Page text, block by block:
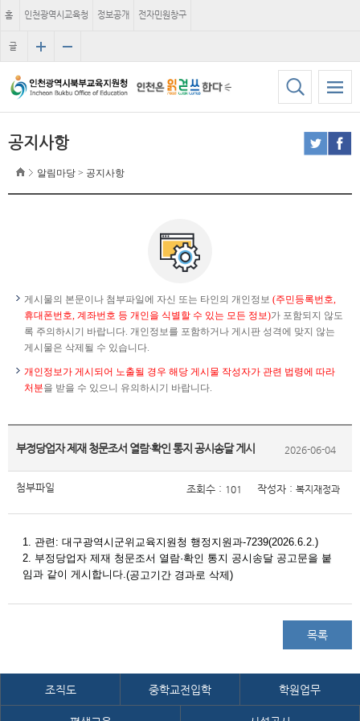
홈 인천광역시교육청 정보공개 전자민원창구
글
자
기
공지사항
알림마당 > 공지사항
게시물의 본문이나 첨부파일에 자신 또는 타인의 개인정보 (주민등록번호,
휴대폰번호, 계좌번호 등 개인을 식별할 수 있는 모든 정보)가 포함되지 않도
록 주의하시기 바랍니다. 개인정보를 포함하거나 게시판 성격에 맞지 않는
게시물은 삭제될 수 있습니다.
개인정보가 게시되어 노출될 경우 해당 게시물 작성자가 관련 법령에 따라
처분을 받을 수 있으니 유의하시기 바랍니다.
부정당업자 제재 청문조서 열람·확인 통지 공시송달 게시 2026-06-04
첨부파일 조회수 : 101 작성자 : 복지재정과
1. 관련: 대구광역시군위교육지원청 행정지원과-7239(2026.6.2.)
2. 부정당업자 제재 청문조서 열람·확인 통지 공시송달 공고문을 붙
임과 같이 게시합니다.(공고기간 경과로 삭제)
목록
조직도 중학교전입학 학원업무